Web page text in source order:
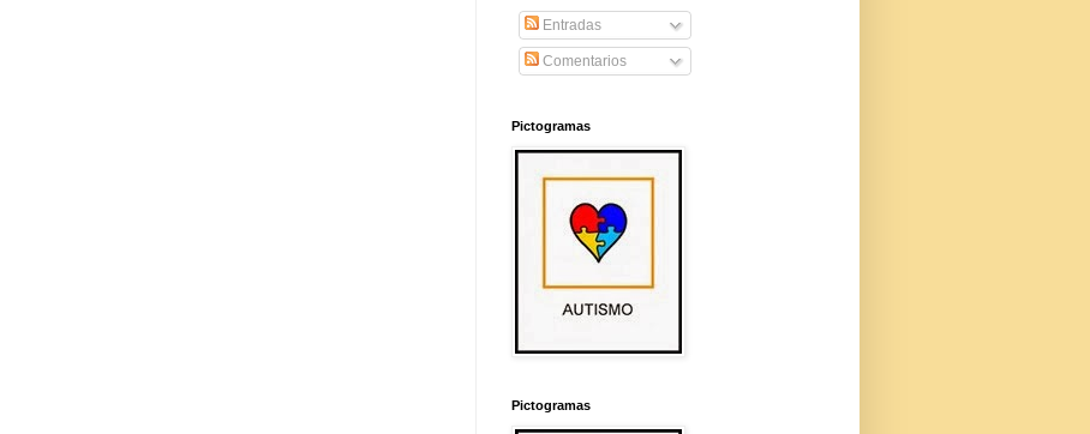
Entradas
Comentarios
Pictogramas
Pictogramas